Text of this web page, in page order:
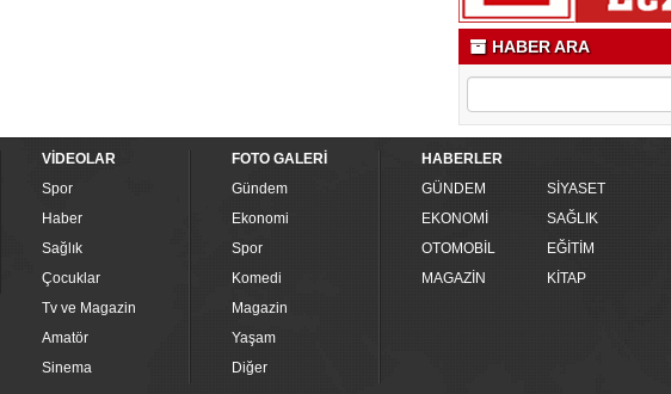
HABER ARA
VİDEOLAR
Spor
Haber
Sağlık
Çocuklar
Tv ve Magazin
Amatör
Sinema
FOTO GALERİ
Gündem
Ekonomi
Spor
Komedi
Magazin
Yaşam
Diğer
HABERLER
GÜNDEM
SİYASET
EKONOMİ
SAĞLIK
OTOMOBİL
EĞİTİM
MAGAZİN
KİTAP